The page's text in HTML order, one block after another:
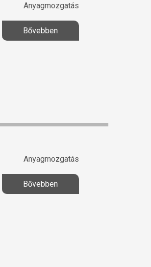
Anyagmozgatás
Bővebben
Anyagmozgatás
Bővebben